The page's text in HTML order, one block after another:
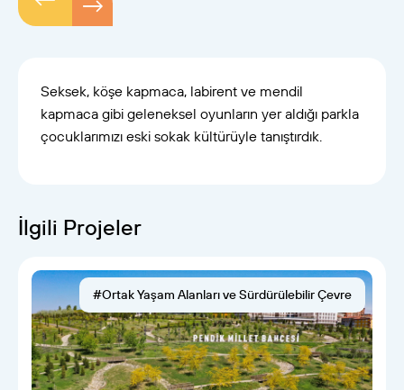
Seksek, köşe kapmaca, labirent ve mendil
kapmaca gibi geleneksel oyunların yer aldığı parkla
çocuklarımızı eski sokak kültürüyle tanıştırdık.
İlgili Projeler
#Ortak Yaşam Alanları ve Sürdürülebilir Çevre